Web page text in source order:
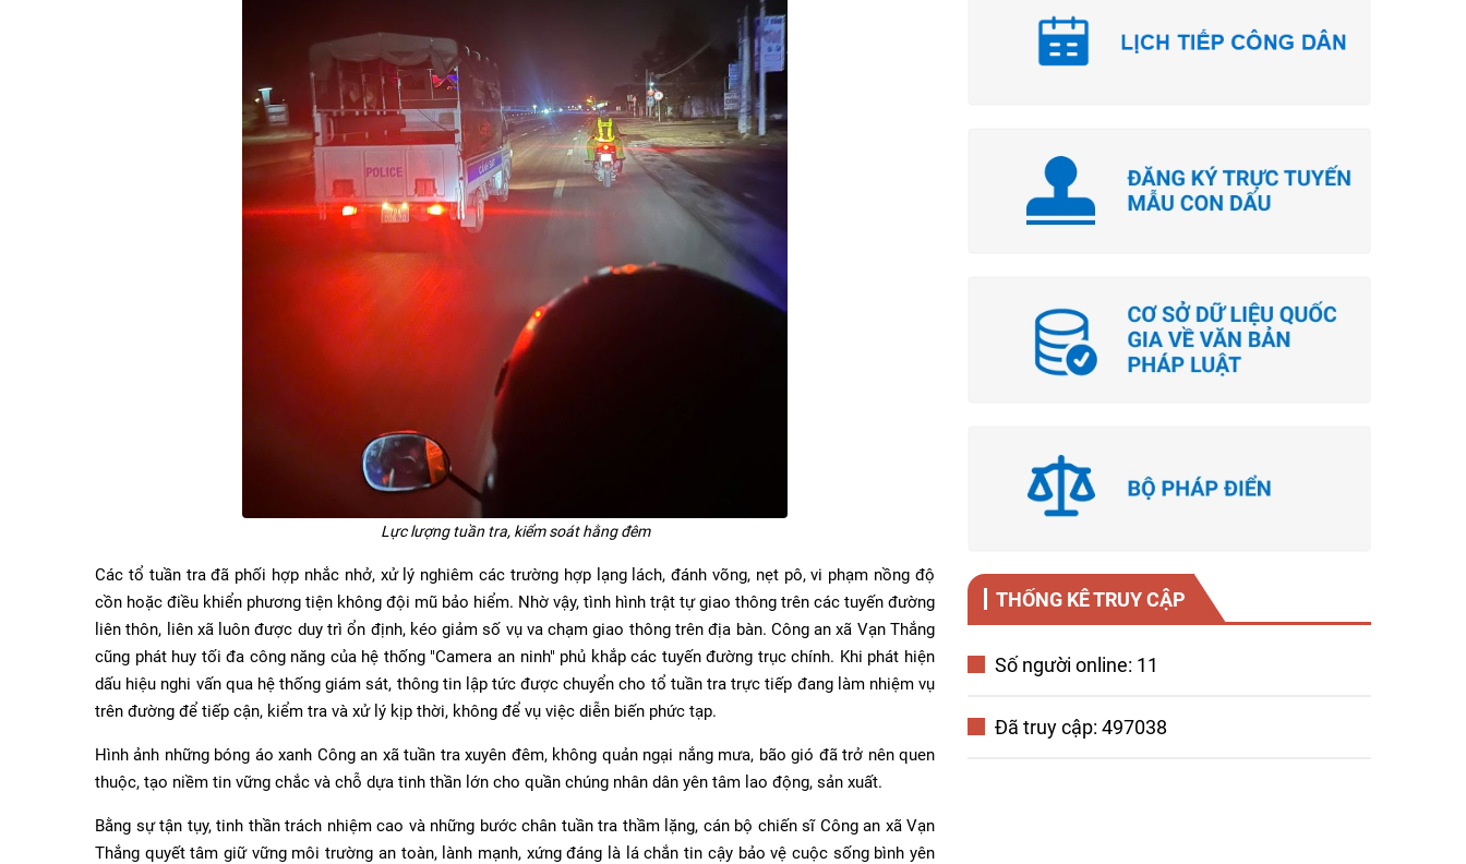
Lực lượng tuần tra, kiểm soát hằng đêm
Các tổ tuần tra đã phối hợp nhắc nhở, xử lý nghiêm các trường hợp lạng lách, đánh võng, nẹt pô, vi phạm nồng độ
cồn hoặc điều khiển phương tiện không đội mũ bảo hiểm. Nhờ vậy, tình hình trật tự giao thông trên các tuyến đường
liên thôn, liên xã luôn được duy trì ổn định, kéo giảm số vụ va chạm giao thông trên địa bàn. Công an xã Vạn Thắng
cũng phát huy tối đa công năng của hệ thống "Camera an ninh" phủ khắp các tuyến đường trục chính. Khi phát hiện
dấu hiệu nghi vấn qua hệ thống giám sát, thông tin lập tức được chuyển cho tổ tuần tra trực tiếp đang làm nhiệm vụ
trên đường để tiếp cận, kiểm tra và xử lý kịp thời, không để vụ việc diễn biến phức tạp.
Hình ảnh những bóng áo xanh Công an xã tuần tra xuyên đêm, không quản ngại nắng mưa, bão gió đã trở nên quen
thuộc, tạo niềm tin vững chắc và chỗ dựa tinh thần lớn cho quần chúng nhân dân yên tâm lao động, sản xuất.
Bằng sự tận tụy, tinh thần trách nhiệm cao và những bước chân tuần tra thầm lặng, cán bộ chiến sĩ Công an xã Vạn
Thắng quyết tâm giữ vững môi trường an toàn, lành mạnh, xứng đáng là lá chắn tin cậy bảo vệ cuộc sống bình yên
THỐNG KÊ TRUY CẬP
Số người online: 11
Đã truy cập: 497038